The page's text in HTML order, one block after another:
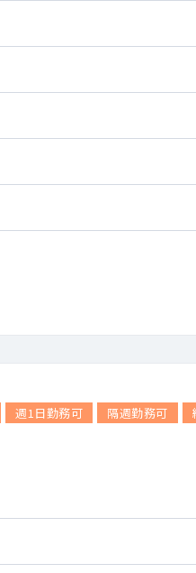
週1日勤務可 隔週勤務可